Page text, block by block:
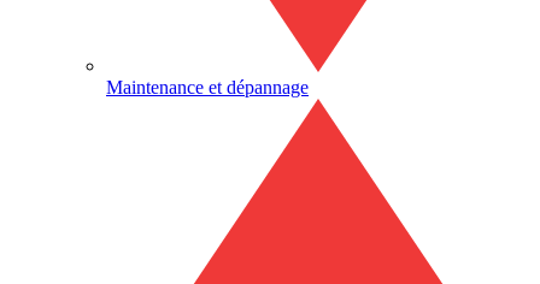
Maintenance et dépannage